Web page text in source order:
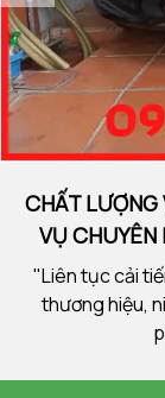
CHẤT LƯỢNG
VỤ CHUYÊN
"Liên tục cải
thương hiệu,